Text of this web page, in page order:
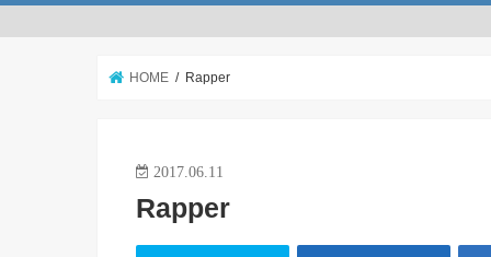
HOME Rapper
2017.06.11
Rapper